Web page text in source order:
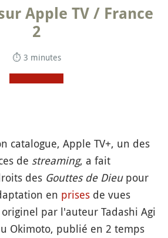
Apple TV / France
2
⏱ 3 minutes
catalogue, Apple TV+, un des
de streaming, a fait
des Gouttes de Dieupour
en prises de vues
originel par l'auteur Tadashi Agi
Okimoto, publié en 2 temps